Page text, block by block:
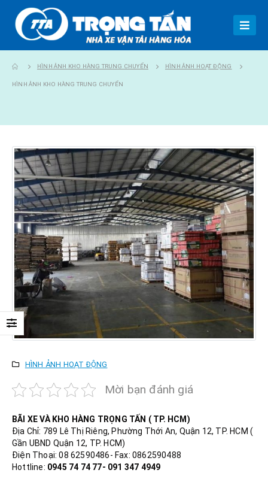
HÌNH ẢNH KHO HÀNG TRUNG CHUYỂN HÌNH ẢNH HOẠT ĐỘNG
HÌNH ẢNH KHO HÀNG TRUNG CHUYỂN
HÌNH ẢNH HOẠT ĐỘNG
Mời bạn đánh giá
BÃI XE VÀ KHO HÀNG TRỌNG TẤN ( TP. HCM)
Địa Chỉ: 789 Lê Thị Riêng, Phường Thới An, Quận 12, TP. HCM (
Gần UBND Quận 12, TP. HCM)
Điện Thoại: 08 62590486- Fax: 0862590488
Hottline: 0945 74 74 77- 091 347 4949